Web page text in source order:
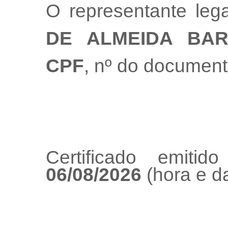
O representante
DE ALMEIDA
CPF, nº do
Certificado
06/08/2026 (hora e